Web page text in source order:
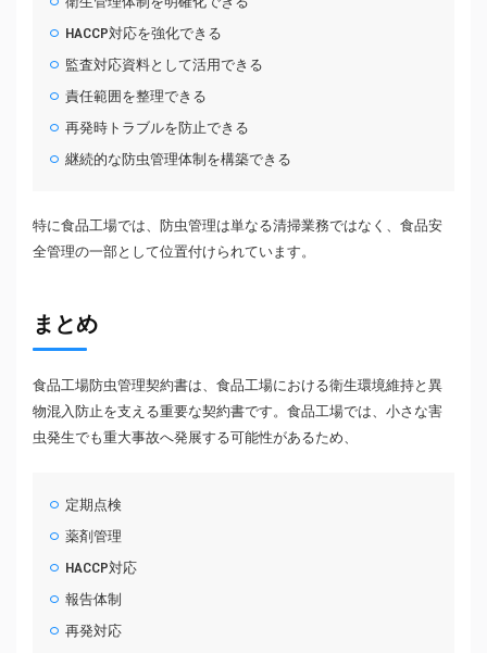
HACCP対応を強化できる
監査対応資料として活用できる
責任範囲を整理できる
再発時トラブルを防止できる
継続的な防虫管理体制を構築できる
特に食品工場では、防虫管理は単なる清掃業務ではなく、食品安
全管理の一部として位置付けられています。
まとめ
食品工場防虫管理契約書は、食品工場における衛生環境維持と異
物混入防止を支える重要な契約書です。食品工場では、小さな害
虫発生でも重大事故へ発展する可能性があるため、
定期点検
薬剤管理
HACCP対応
報告体制
再発対応